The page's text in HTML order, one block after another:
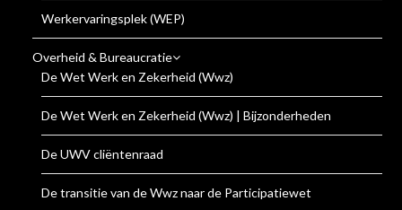
Werkervaringsplek (WEP)
Overheid & Bureaucratie
De Wet Werk en Zekerheid (Wwz)
De Wet Werk en Zekerheid (Wwz) | Bijzonderheden
De UWV cliëntenraad
De transitie van de Wwz naar de Participatiewet